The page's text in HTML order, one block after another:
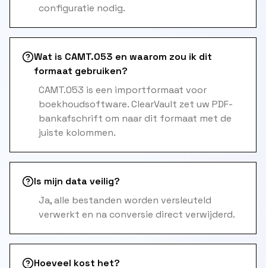
configuratie nodig.
Wat is CAMT.053 en waarom zou ik dit
formaat gebruiken?
CAMT.053 is een importformaat voor
boekhoudsoftware. ClearVault zet uw PDF-
bankafschrift om naar dit formaat met de
juiste kolommen.
Is mijn data veilig?
Ja, alle bestanden worden versleuteld
verwerkt en na conversie direct verwijderd.
Hoeveel kost het?